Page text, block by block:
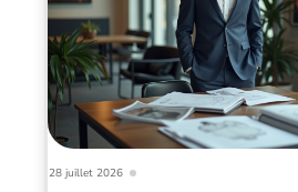
28 juillet 2026